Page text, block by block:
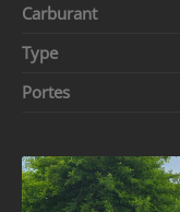
Carburant
Type
Portes